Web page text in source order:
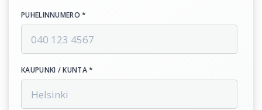
PUHELINNUMERO *
KAUPUNKI / KUNTA *